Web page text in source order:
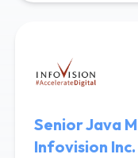
Senior Java
Infovision Inc.